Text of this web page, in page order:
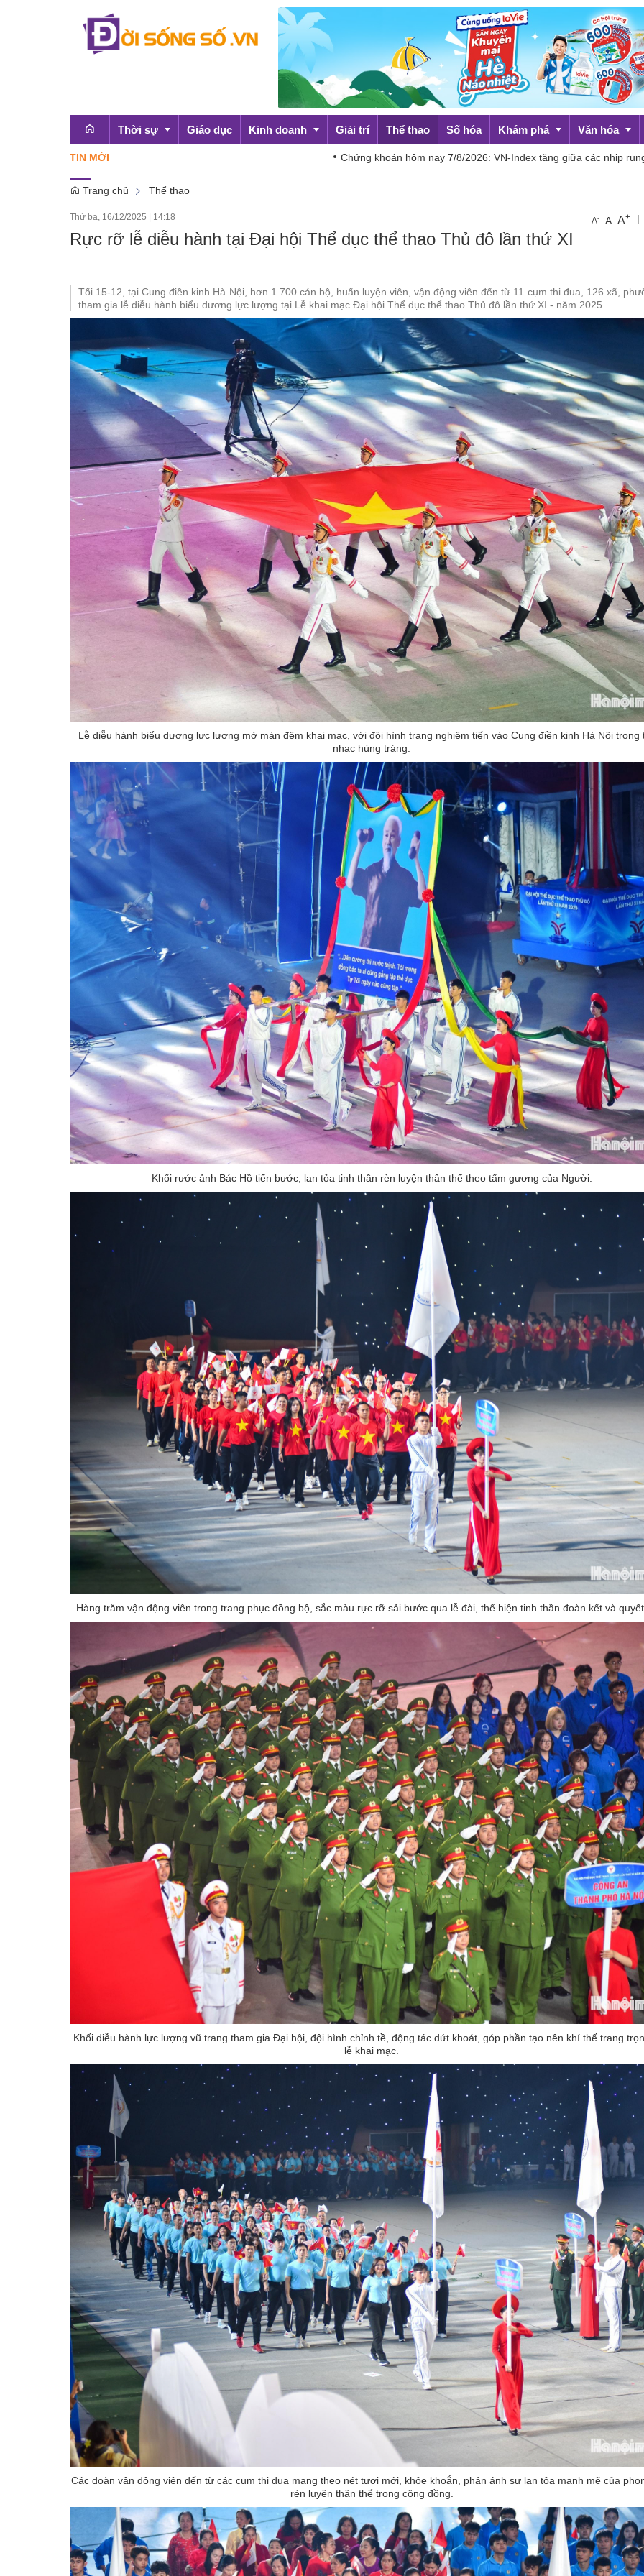
Thời sự
Emagazine
Giáo dục Kinh doanh Giải trí Thể thao Số hóa Khám phá Văn hóa
TIN MỚI Chứng khoán hôm nay 7/8/2026: VN-Index tăng giữa các nhịp rung lắc Báo
Trang chủ Thể thao
Thứ ba, 16/12/2025 14:18 A- A A+ |
Rực rỡ lễ diễu hành tại Đại hội Thể dục thể thao Thủ đô lần thứ XI
Tối 15-12, tại Cung điền kinh Hà Nội, hơn 1.700 cán bộ, huấn luyện viên, vận động viên đến từ 11 cụm thi đua, 126 xã,
tham gia lễ diễu hành biểu dương lực lượng tại Lễ khai mạc Đại hội Thể dục thể thao Thủ đô lần thứ XI - năm 2025.
Lễ diễu hành biểu dương lực lượng mở màn đêm khai mạc, với đội hình trang nghiêm tiến vào Cung điền kinh Hà Nội trong
nhạc hùng tráng.
Khối rước ảnh Bác Hồ tiến bước, lan tỏa tinh thần rèn luyện thân thể theo tấm gương của Người.
Hàng trăm vận động viên trong trang phục đồng bộ, sắc màu rực rỡ sải bước qua lễ đài, thể hiện tinh thần đoàn kết và
Khối diễu hành lực lượng vũ trang tham gia Đại hội, đội hình chỉnh tề, động tác dứt khoát, góp phần tạo nên khí thế trang
lễ khai mạc.
Các đoàn vận động viên đến từ các cụm thi đua mang theo nét tươi mới, khỏe khoắn, phản ánh sự lan tỏa mạnh mẽ của
rèn luyện thân thể trong cộng đồng.